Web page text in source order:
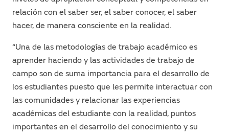
relación con el saber ser, el saber conocer, el saber
hacer, de manera consciente en la realidad.
“Una de las metodologías de trabajo académico es
aprender haciendo y las actividades de trabajo de
campo son de suma importancia para el desarrollo de
los estudiantes puesto que les permite interactuar con
las comunidades y relacionar las experiencias
académicas del estudiante con la realidad, puntos
importantes en el desarrollo del conocimiento y su